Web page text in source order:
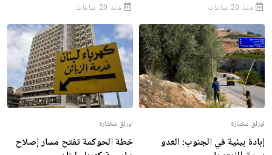
منذ 20 ساعات منذ 20 ساعات
اوراق مختارة
إبادة بيئية في الجنوب: العدو
اوراق مختارة
خطة الحوكمة تفتح مسار إصلاح